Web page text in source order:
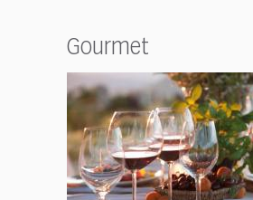
Gourmet